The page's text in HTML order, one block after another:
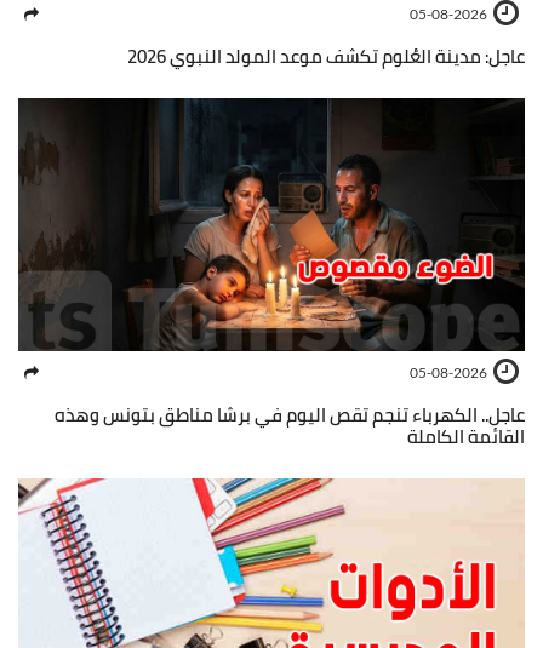
05-08-2026
عاجل: مدينة العُلوم تكشف موعد المولد النبوي 2026
05-08-2026
عاجل.. الكهرباء تنجم تقص اليوم في برشا مناطق بتونس وهذه
القائمة الكاملة